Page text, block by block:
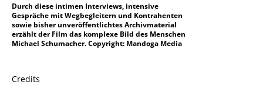
Durch diese intimen Interviews, intensive
Gespräche mit Wegbegleitern und Kontrahenten
sowie bisher unveröffentlichtes Archivmaterial
erzählt der Film das komplexe Bild des Menschen
Michael Schumacher. Copyright: Mandoga Media
Credits